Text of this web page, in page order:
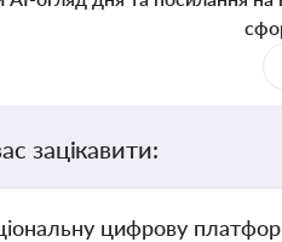
зацікавити:
цифрову